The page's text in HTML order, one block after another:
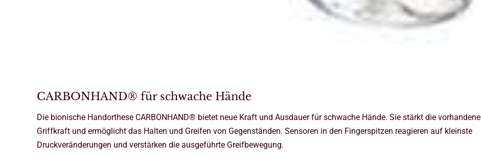
CARBONHAND® für schwache Hände
Die bionische Handorthese CARBONHAND® bietet neue Kraft und Ausdauer für schwache Hände. Sie stärkt die vorhandene
Griffkraft und ermöglicht das Halten und Greifen von Gegenständen. Sensoren in den Fingerspitzen reagieren auf kleinste
Druckveränderungen und verstärken die ausgeführte Greifbewegung.